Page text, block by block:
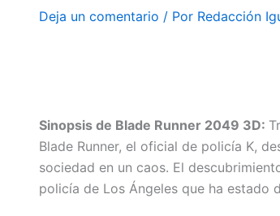
Deja un comentario / Por Redacción
Sinopsis de Blade Runner 2049 3D:
Blade Runner, el oficial de policía K,
sociedad en un caos. El
policía de Los Ángeles que ha estado